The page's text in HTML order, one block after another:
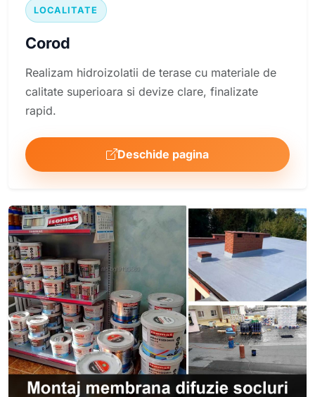
LOCALITATE
Corod
Realizam hidroizolatii de terase cu materiale de
calitate superioara si devize clare, finalizate
rapid.
Deschide pagina